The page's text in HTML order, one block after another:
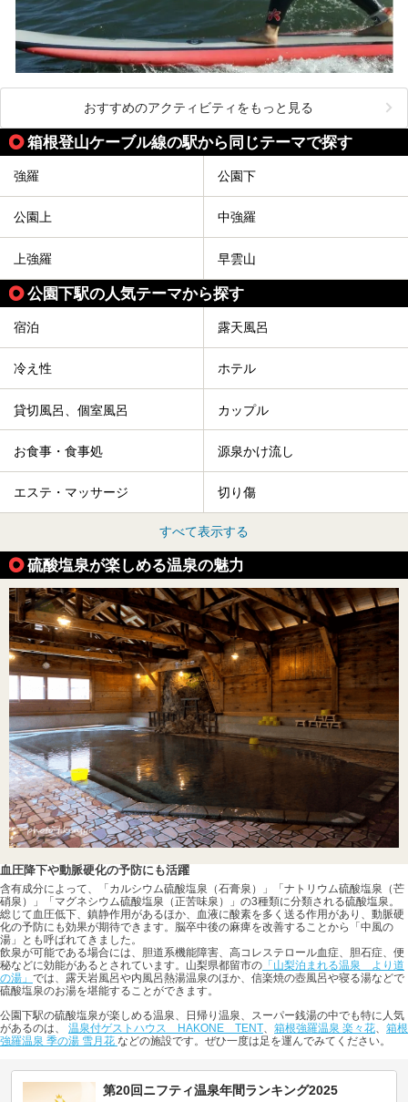
おすすめのアクティビティをもっと見る
箱根登山ケーブル線の駅から同じテーマで探す
強羅 公園下
公園上 中強羅
上強羅 早雲山
公園下駅の人気テーマから探す
宿泊 露天風呂
冷え性 ホテル
貸切風呂、個室風呂 カップル
お食事・食事処 源泉かけ流し
エステ・マッサージ 切り傷
すべて表示する
硫酸塩泉が楽しめる温泉の魅力
血圧降下や動脈硬化の予防にも活躍
含有成分によって、「カルシウム硫酸塩泉（石膏泉）」「ナトリウム硫酸塩泉（芒
硝泉）」「マグネシウム硫酸塩泉（正苦味泉）」の3種類に分類される硫酸塩泉。
総じて血圧低下、鎮静作用があるほか、血液に酸素を多く送る作用があり、動脈硬
化の予防にも効果が期待できます。脳卒中後の麻痺を改善することから「中風の
湯」とも呼ばれてきました。
飲泉が可能である場合には、胆道系機能障害、高コレステロール血症、胆石症、便
秘などに効能があるとされています。山梨県都留市の 「山梨泊まれる温泉 より道
の湯」 では、露天岩風呂や内風呂熱湯温泉のほか、信楽焼の壺風呂や寝る湯などで
硫酸塩泉のお湯を堪能することができます。
公園下駅の硫酸塩泉が楽しめる温泉、日帰り温泉、スーパー銭湯の中でも特に人気
があるのは、 温泉付ゲストハウス HAKONE TENT、 箱根強羅温泉 楽々花、 箱根
強羅温泉 季の湯 雪月花 などの施設です。ぜひ一度は足を運んでみてください。
第20回ニフティ温泉年間ランキング2025